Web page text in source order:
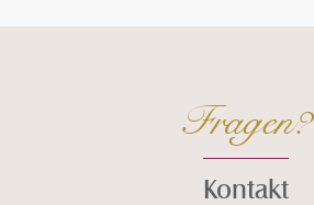
Fragen?
Kontakt